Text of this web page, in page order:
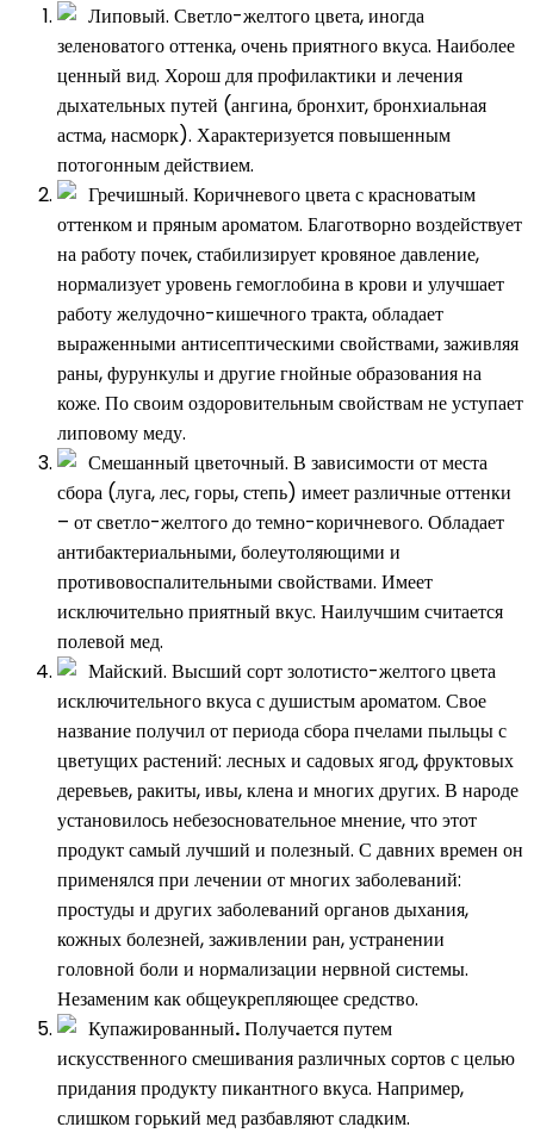
Липовый. Светло-желтого цвета, иногда
зеленоватого оттенка, очень приятного вкуса. Наиболее
ценный вид. Хорош для профилактики и лечения
дыхательных путей (ангина, бронхит, бронхиальная
астма, насморк). Характеризуется повышенным
потогонным действием.
Гречишный. Коричневого цвета с красноватым
оттенком и пряным ароматом. Благотворно воздействует
на работу почек, стабилизирует кровяное давление,
нормализует уровень гемоглобина в крови и улучшает
работу желудочно-кишечного тракта, обладает
выраженными антисептическими свойствами, заживляя
раны, фурункулы и другие гнойные образования на
коже. По своим оздоровительным свойствам не уступает
липовому меду.
Смешанный цветочный. В зависимости от места
сбора (луга, лес, горы, степь) имеет различные оттенки
– от светло-желтого до темно-коричневого. Обладает
антибактериальными, болеутоляющими и
противовоспалительными свойствами. Имеет
исключительно приятный вкус. Наилучшим считается
полевой мед.
Майский. Высший сорт золотисто-желтого цвета
исключительного вкуса с душистым ароматом. Свое
название получил от периода сбора пчелами пыльцы с
цветущих растений: лесных и садовых ягод, фруктовых
деревьев, ракиты, ивы, клена и многих других. В народе
установилось небезосновательное мнение, что этот
продукт самый лучший и полезный. С давних времен он
применялся при лечении от многих заболеваний:
простуды и других заболеваний органов дыхания,
кожных болезней, заживлении ран, устранении
головной боли и нормализации нервной системы.
Незаменим как общеукрепляющее средство.
Купажированный.Получается путем
искусственного смешивания различных сортов с целью
придания продукту пикантного вкуса. Например,
слишком горький мед разбавляют сладким.